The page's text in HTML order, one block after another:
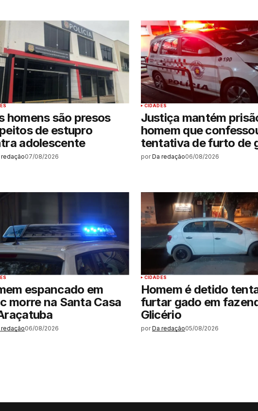
homens são presos
de estupro
adolescente
redação07/08/2026
CIDADES
Justiça mantém
homem que
tentativa de furto de
por Da redação06/08/2026
espancado em
morre na Santa Casa
redação06/08/2026
CIDADES
Homem é detido
furtar gado em
Glicério
por Da redação05/08/2026